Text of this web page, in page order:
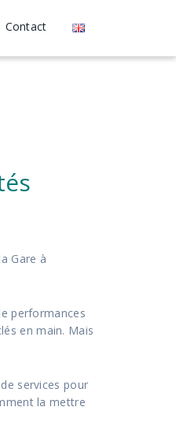
Contact
Gare à
performances
en main. Mais
services pour
la mettre